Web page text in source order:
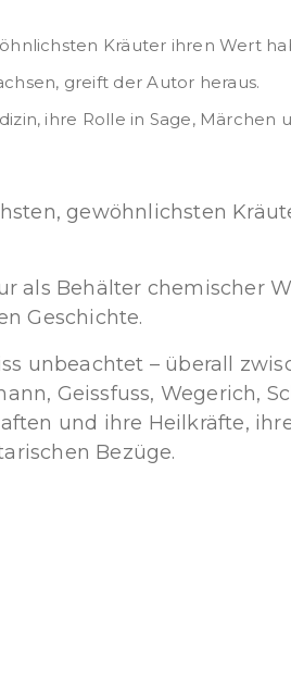
Kräuter ihren Wert
greift der Autor heraus.
ihre Rolle in Sage, Märchen
gewöhnlichsten
als Behälter chemischer
Geschichte.
unbeachtet – überall
Geissfuss, Wegerich,
und ihre Heilkräfte,
Bezüge.